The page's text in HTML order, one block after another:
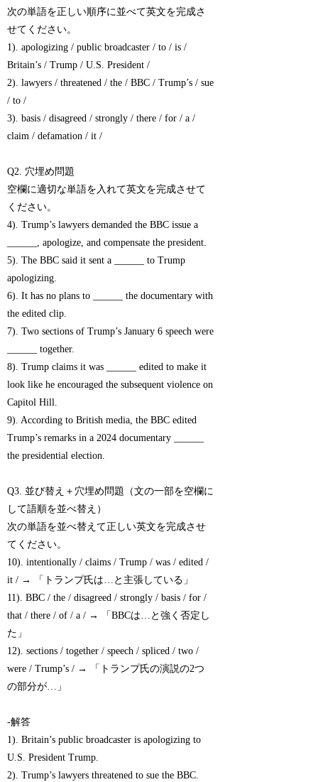
次の単語を正しい順序に並べて英文を完成さ
せてください。
1). apologizing / public broadcaster / to / is /
Britain’s / Trump / U.S. President /
2). lawyers / threatened / the / BBC / Trump’s / sue
/ to /
3). basis / disagreed / strongly / there / for / a /
claim / defamation / it /
Q2. 穴埋め問題
空欄に適切な単語を入れて英文を完成させて
ください。
4). Trump’s lawyers demanded the BBC issue a
______, apologize, and compensate the president.
5). The BBC said it sent a ______ to Trump
apologizing.
6). It has no plans to ______ the documentary with
the edited clip.
7). Two sections of Trump’s January 6 speech were
______ together.
8). Trump claims it was ______ edited to make it
look like he encouraged the subsequent violence on
Capitol Hill.
9). According to British media, the BBC edited
Trump’s remarks in a 2024 documentary ______
the presidential election.
Q3. 並び替え＋穴埋め問題（文の一部を空欄に
して語順を並べ替え）
次の単語を並べ替えて正しい英文を完成させ
てください。
10). intentionally / claims / Trump / was / edited /
it / → 「トランプ氏は…と主張している」
11). BBC / the / disagreed / strongly / basis / for /
that / there / of / a / → 「BBCは…と強く否定し
た」
12). sections / together / speech / spliced / two /
were / Trump’s / → 「トランプ氏の演説の2つ
の部分が…」
-解答
1). Britain’s public broadcaster is apologizing to
U.S. President Trump.
2). Trump’s lawyers threatened to sue the BBC.